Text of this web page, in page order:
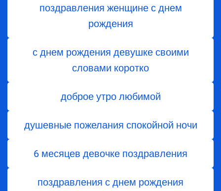
поздравления женщине с днем
рождения
с днем рождения девушке своими
словами коротко
доброе утро любимой
душевные пожелания спокойной ночи
6 месяцев девочке поздравления
поздравления с днем ​​рождения